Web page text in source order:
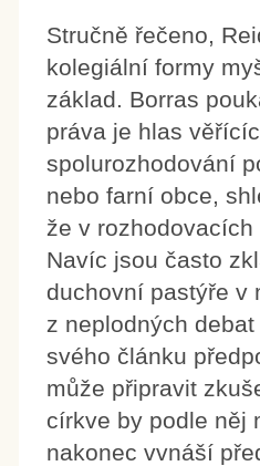
Stručně řečeno,
kolegiální formy
základ. Borras
práva je hlas
spolurozhodování
nebo farní obce,
že v
Navíc jsou často
duchovní pastýře v
z neplodných
svého článku
může připravit
církve by podle něj
nakonec vvnáší